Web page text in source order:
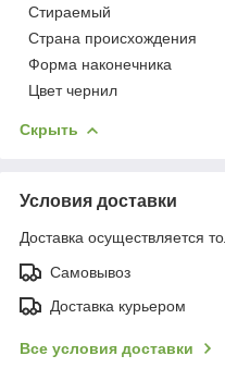
Стираемый
Страна происхождения
Форма наконечника
Цвет чернил
Скрыть
Условия доставки
Доставка осуществляется
Самовывоз
Доставка курьером
Все условия доставки